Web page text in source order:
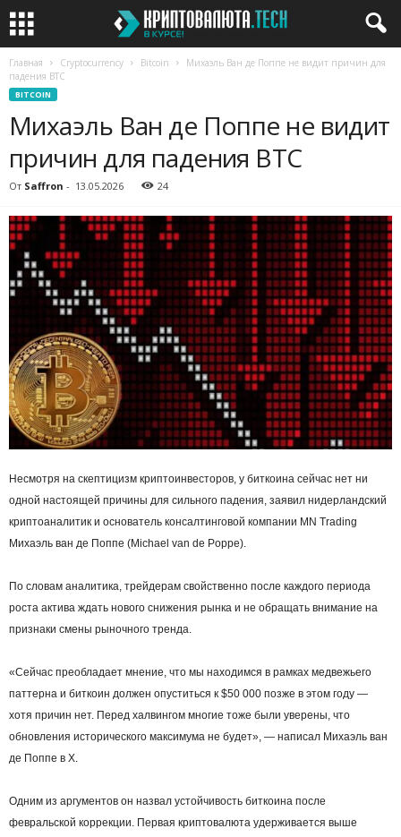
Главная Cryptocurrency Bitcoin
Михаэль Ван де Поппе не видит причин для
падения BTC
BITCOIN
Михаэль Ван де Поппе не видит
причин для падения BTC
От Saffron - 13.05.2026 24
Несмотря на скептицизм криптоинвесторов, у биткоина сейчас нет ни
одной настоящей причины для сильного падения, заявил нидерландский
криптоаналитик и основатель консалтинговой компании MN Trading
Михаэль ван де Поппе (Michael van de Poppe).
По словам аналитика, трейдерам свойственно после каждого периода
роста актива ждать нового снижения рынка и не обращать внимание на
признаки смены рыночного тренда.
«Сейчас преобладает мнение, что мы находимся в рамках медвежьего
паттерна и биткоин должен опуститься к $50 000 позже в этом году —
хотя причин нет. Перед халвингом многие тоже были уверены, что
обновления исторического максимума не будет», — написал Михаэль ван
де Поппе в Х.
Одним из аргументов он назвал устойчивость биткоина после
февральской коррекции. Первая криптовалюта удерживается выше